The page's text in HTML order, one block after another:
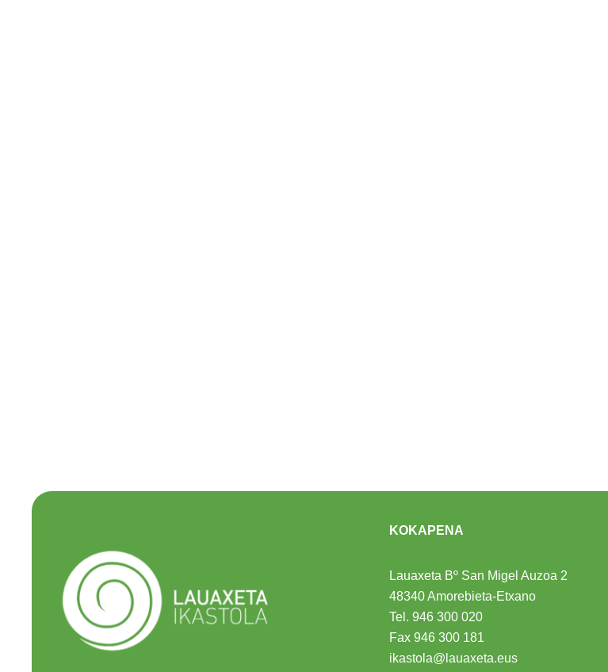
KOKAPENA
Lauaxeta Bº San Migel Auzoa 2
48340 Amorebieta-Etxano
Tel.946 300 020
Fax 946 300 181
ikastola@lauaxeta.eus